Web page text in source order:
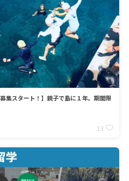
集スタート！】親子で島に１年。期間限
13